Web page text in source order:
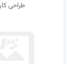
طراحی